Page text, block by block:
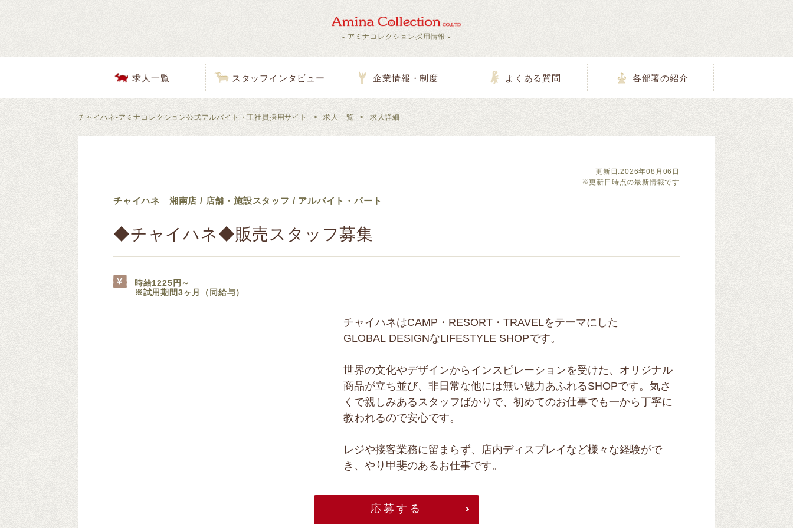
- アミナコレクション採用情報 -
求人一覧 スタッフインタビュー 企業情報・制度 よくある質問 各部署の紹介
チャイハネ-アミナコレクション公式アルバイト・正社員採用サイト > 求人一覧 > 求人詳細
更新日:2026年08月06日
※更新日時点の最新情報です
チャイハネ 湘南店 / 店舗・施設スタッフ / アルバイト・パート
◆チャイハネ◆販売スタッフ募集
時給1225円～
※試用期間3ヶ月（同給与）
チャイハネはCAMP・RESORT・TRAVELをテーマにした
GLOBAL DESIGNなLIFESTYLE SHOPです。
世界の文化やデザインからインスピレーションを受けた、オリジナル
商品が立ち並び、非日常な他には無い魅力あふれるSHOPです。気さ
くで親しみあるスタッフばかりで、初めてのお仕事でも一から丁寧に
教われるので安心です。
レジや接客業務に留まらず、店内ディスプレイなど様々な経験がで
き、やり甲斐のあるお仕事です。
応募する